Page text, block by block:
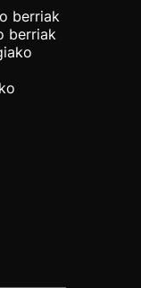
berriak
berriak